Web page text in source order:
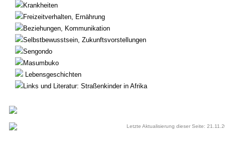
Krankheiten
Freizeitverhalten, Ernährung
Beziehungen, Kommunikation
Selbstbewusstsein, Zukunftsvorstellungen
Sengondo
Masumbuko
Lebensgeschichten
Links und Literatur: Straßenkinder in Afrika
Letzte Aktualisierung dieser Seite: